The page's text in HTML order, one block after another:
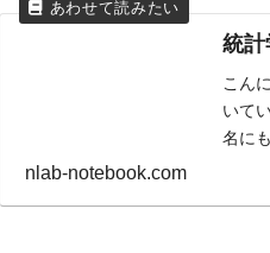
統
こん
いて
名に
nlab-notebook.com